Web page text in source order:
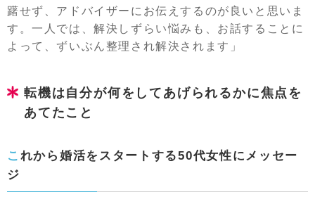
躇せず、アドバイザーにお伝えするのが良いと思いま
す。一人では、解決しずらい悩みも、お話することに
よって、ずいぶん整理され解決されます」
転機は自分が何をしてあげられるかに焦点を
あてたこと
これから婚活をスタートする50代女性にメッセー
ジ